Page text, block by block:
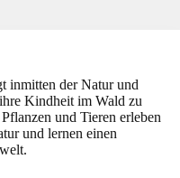
inmitten der Natur und
Kindheit im Wald zu
und Tieren erleben
und lernen einen